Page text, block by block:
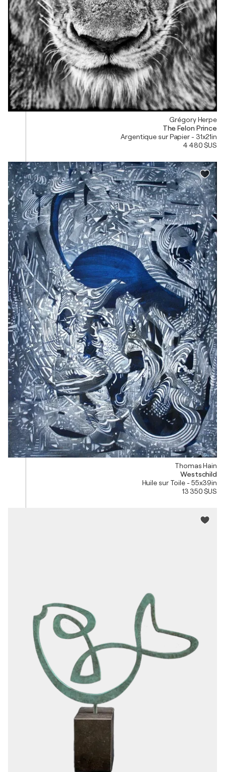
Grégory Herpe
The Felon Prince
Argentique sur Papier - 31x21in
4 480 $US
Thomas Hain
Westschild
Huile sur Toile - 55x39in
13 350 $US